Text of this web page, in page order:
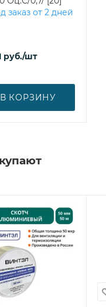
заказ от 2 дней
руб./шт
В КОРЗИНУ